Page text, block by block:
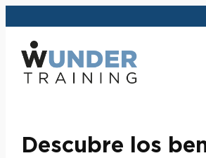
al
contenido
Descubre los